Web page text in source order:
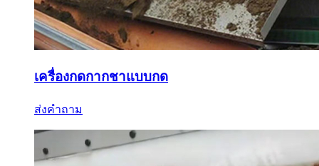
เครื่องกดกากชาแบบกด
ส่งคำถาม